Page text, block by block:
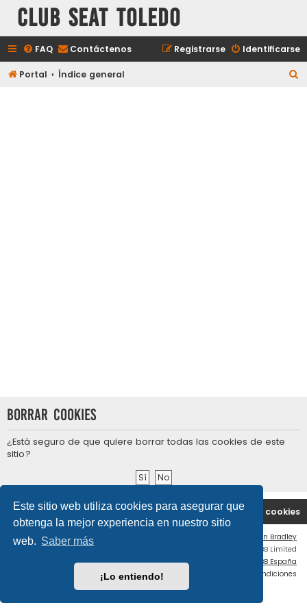
Este sitio web utiliza cookies para asegurar que
obtenga la mejor experiencia en nuestro sitio
web. Saber más
¡Lo entiendo!
Club Seat Toledo
FAQ Contáctenos Identificarse
Registrarse
Portal Índice general
Borrar cookies
¿Está seguro de que quiere borrar todas las cookies de este
sitio?
Portal Índice general Borrar cookies
Contáctenos
Ian Bradley
Desarrollado por
® Forum Software © phpBB Limited
Traducción al español por
phpBB España
Condiciones